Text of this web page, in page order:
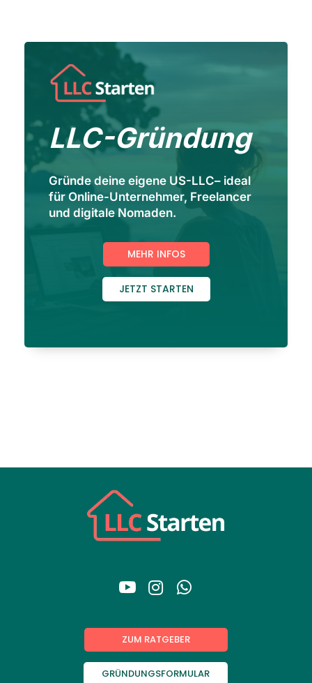
LLC-Gründung
Gründe deine eigene US-LLC– ideal
für Online-Unternehmer, Freelancer
und digitale Nomaden.
MEHR INFOS
JETZT STARTEN
  
ZUM RATGEBER
GRÜNDUNGSFORMULAR